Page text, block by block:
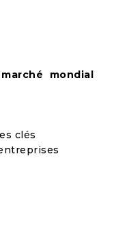
mondial
clés